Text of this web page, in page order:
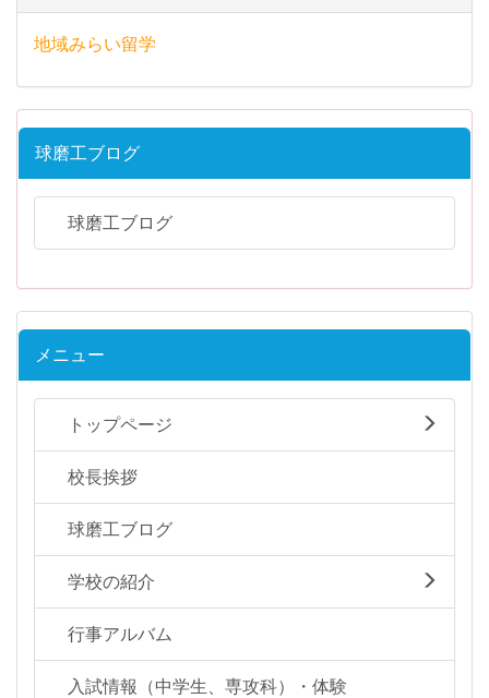
地域みらい留学
球磨工ブログ
球磨工ブログ
メニュー
トップページ
校長挨拶
球磨工ブログ
学校の紹介
行事アルバム
入試情報（中学生、専攻科）・体験